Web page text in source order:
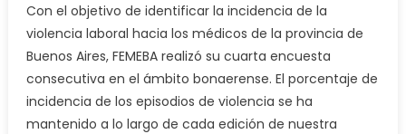
Con el objetivo de identificar la incidencia de la
violencia laboral hacia los médicos de la provincia de
Buenos Aires, FEMEBA realizó su cuarta encuesta
consecutiva en el ámbito bonaerense. El porcentaje de
incidencia de los episodios de violencia se ha
mantenido a lo largo de cada edición de nuestra